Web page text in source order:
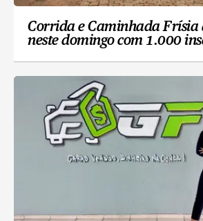
Corrida e Caminhada Frísia
neste domingo com 1.000